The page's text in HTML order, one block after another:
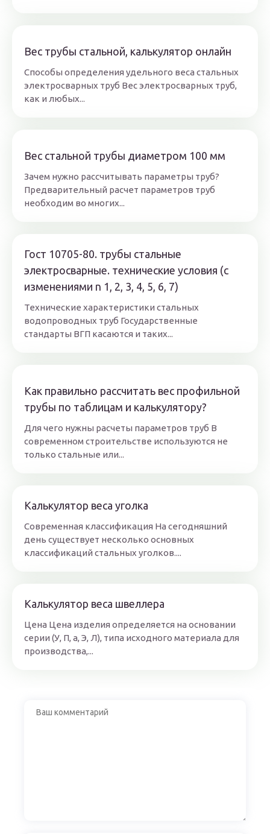
Вес трубы стальной, калькулятор онлайн
Способы определения удельного веса стальных
электросварных труб Вес электросварных труб,
как и любых...
Вес стальной трубы диаметром 100 мм
Зачем нужно рассчитывать параметры труб?
Предварительный расчет параметров труб
необходим во многих...
Гост 10705-80. трубы стальные
электросварные. технические условия (с
изменениями n 1, 2, 3, 4, 5, 6, 7)
Технические характеристики стальных
водопроводных труб Государственные
стандарты ВГП касаются и таких...
Как правильно рассчитать вес профильной
трубы по таблицам и калькулятору?
Для чего нужны расчеты параметров труб В
современном строительстве используются не
только стальные или...
Калькулятор веса уголка
Современная классификация На сегодняшний
день существует несколько основных
классификаций стальных уголков....
Калькулятор веса швеллера
Цена Цена изделия определяется на основании
серии (У, П, а, Э, Л), типа исходного материала для
производства,...